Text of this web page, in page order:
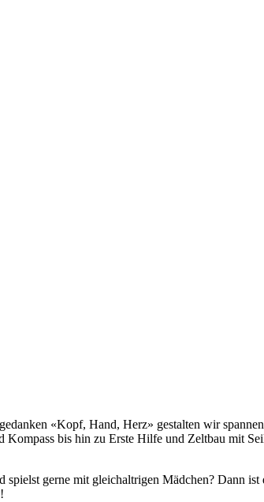
«Kopf, Hand, Herz» gestalten wir
bis hin zu Erste Hilfe und Zeltbau mit
gerne mit gleichaltrigen Mädchen? Dann ist